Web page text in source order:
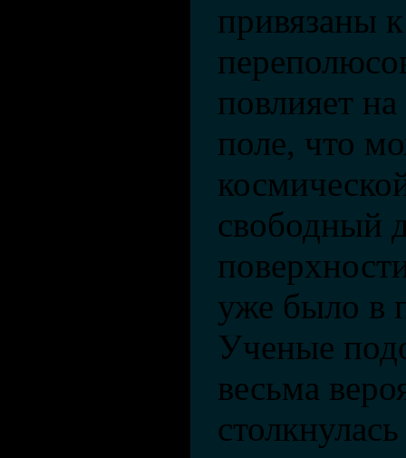
привязаны
повлияет
поле, что
свободный
уже было в
Ученые
весьма